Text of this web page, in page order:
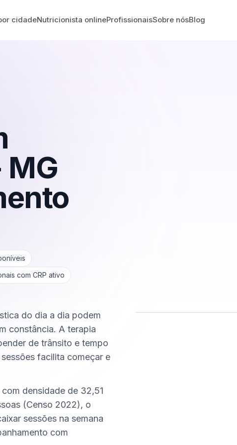
cidadeNutricionista onlineProfissionaisSobre nósBlog
MG
com CRP ativo
do dia a dia podem
constância. A terapia
de trânsito e tempo
facilita começar e
densidade de 32,51
(Censo 2022), o
sessões na semana
com